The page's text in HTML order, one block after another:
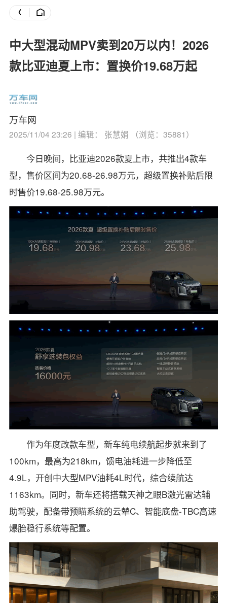
中大型混动MPV卖到20万以内！2026
款比亚迪夏上市：置换价19.68万起
万车网
2025/11/04 23:26 | 编辑： 张慧娟 （浏览：35881）
今日晚间，比亚迪2026款夏上市，共推出4款车
型，售价区间为20.68-26.98万元，超级置换补贴后限
时售价19.68-25.98万元。
作为年度改款车型，新车纯电续航起步就来到了
100km，最高为218km，馈电油耗进一步降低至
4.9L，开创中大型MPV油耗4L时代，综合续航达
1163km。同时，新车还将搭载天神之眼B激光雷达辅
助驾驶，配备带预瞄系统的云辇C、智能底盘-TBC高速
爆胎稳行系统等配置。